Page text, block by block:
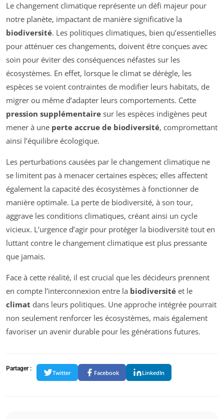
Le changement climatique représente un défi majeur pour
notre planète, impactant de manière significative la
biodiversité. Les politiques climatiques, bien qu’essentielles
pour atténuer ces changements, doivent être conçues avec
soin pour éviter des conséquences néfastes sur les
écosystèmes. En effet, lorsque le climat se dérègle, les
espèces se voient contraintes de modifier leurs habitats, de
migrer ou même d’adapter leurs comportements. Cette
pression supplémentaire sur les espèces indigènes peut
mener à une perte accrue de biodiversité, compromettant
ainsi l’équilibre écologique.
Les perturbations causées par le changement climatique ne
se limitent pas à menacer certaines espèces; elles affectent
également la capacité des écosystèmes à fonctionner de
manière optimale. La perte de biodiversité, à son tour,
aggrave les conditions climatiques, créant ainsi un cycle
vicieux. L’urgence d’agir pour protéger la biodiversité tout en
luttant contre le changement climatique est plus pressante
que jamais.
Face à cette réalité, il est crucial que les décideurs prennent
en compte l’interconnexion entre la biodiversité et le
climat dans leurs politiques. Une approche intégrée pourrait
non seulement renforcer les écosystèmes, mais également
favoriser un avenir durable pour les générations futures.
Partager :
Twitter Facebook LinkedIn